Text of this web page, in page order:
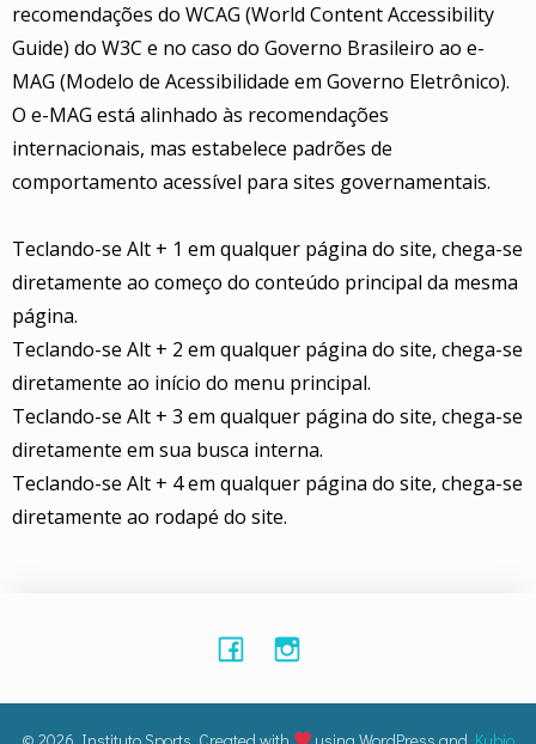
recomendações do WCAG (World Content Accessibility
Guide) do W3C e no caso do Governo Brasileiro ao e-
MAG (Modelo de Acessibilidade em Governo Eletrônico).
O e-MAG está alinhado às recomendações
internacionais, mas estabelece padrões de
comportamento acessível para sites governamentais.
Teclando-se Alt + 1 em qualquer página do site, chega-se
diretamente ao começo do conteúdo principal da mesma
página.
Teclando-se Alt + 2 em qualquer página do site, chega-se
diretamente ao início do menu principal.
Teclando-se Alt + 3 em qualquer página do site, chega-se
diretamente em sua busca interna.
Teclando-se Alt + 4 em qualquer página do site, chega-se
diretamente ao rodapé do site.